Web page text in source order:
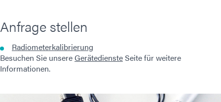
Anfrage stellen
Radiometerkalibrierung
Besuchen Sie unsereGerätediensteSeite für weitere
Informationen.